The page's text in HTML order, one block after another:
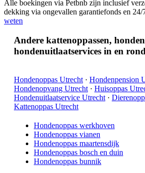
Alle boekingen via Petbnb zijn inclusief
dekking via ongevallen garantiefonds en 24/
weten
Andere kattenoppassen,
hondenuitlaatservices in en
Hondenoppas Utrecht · Hondenpension
Hondenopvang Utrecht · Huisoppas
Hondenuitlaatservice Utrecht ·
Kattenoppas Utrecht
Hondenoppas werkhoven
Hondenoppas vianen
Hondenoppas maartensdijk
Hondenoppas bosch en duin
Hondenoppas bunnik